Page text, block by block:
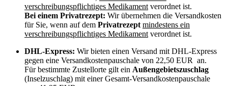
verschreibungspflichtiges Medikament verordnet ist.
Bei einem Privatrezept: Wir übernehmen die Versandkosten
für Sie, wenn auf dem Privatrezept mindestens ein
verschreibungspflichtiges Medikament verordnet ist.
DHL-Express: Wir bieten einen Versand mit DHL-Express
gegen eine Versandkostenpauschale von 22,50 EUR an.
Für bestimmte Zustellorte gilt ein Außengebietszuschlag
(Inselzuschlag) mit einer Gesamt-Versandkostenpauschale